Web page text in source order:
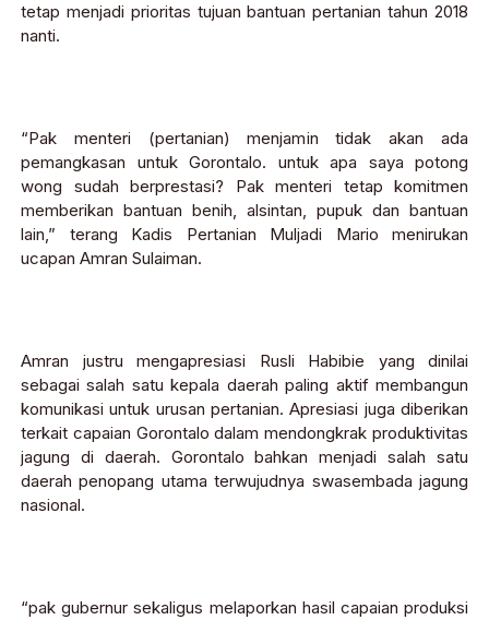
tetap menjadi prioritas tujuan bantuan pertanian tahun 2018
nanti.
“Pak menteri (pertanian) menjamin tidak akan ada
pemangkasan untuk Gorontalo. untuk apa saya potong
wong sudah berprestasi? Pak menteri tetap komitmen
memberikan bantuan benih, alsintan, pupuk dan bantuan
lain,” terang Kadis Pertanian Muljadi Mario menirukan
ucapan Amran Sulaiman.
Amran justru mengapresiasi Rusli Habibie yang dinilai
sebagai salah satu kepala daerah paling aktif membangun
komunikasi untuk urusan pertanian. Apresiasi juga diberikan
terkait capaian Gorontalo dalam mendongkrak produktivitas
jagung di daerah. Gorontalo bahkan menjadi salah satu
daerah penopang utama terwujudnya swasembada jagung
nasional.
“pak gubernur sekaligus melaporkan hasil capaian produksi